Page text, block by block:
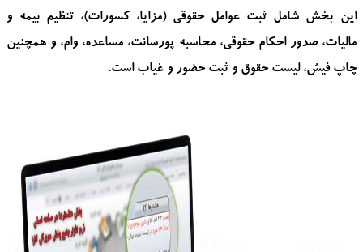
این بخش شامل ثبت عوامل حقوقی (مزایا، کسورات)، تنظیم بیمه و
مالیات، صدور احکام حقوقی، محاسبه پورسانت، مساعده، وام، و همچنین
چاپ فیش، لیست حقوق و ثبت حضور و غیاب است.